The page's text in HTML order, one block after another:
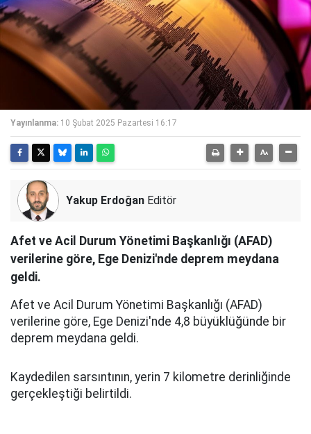
Yayınlanma: 10 Şubat 2025 Pazartesi 16:17
Yakup Erdoğan Editör
Afet ve Acil Durum Yönetimi Başkanlığı (AFAD)
verilerine göre, Ege Denizi'nde deprem meydana
geldi.
Afet ve Acil Durum Yönetimi Başkanlığı (AFAD)
verilerine göre, Ege Denizi'nde 4,8 büyüklüğünde bir
deprem meydana geldi.
Kaydedilen sarsıntının, yerin 7 kilometre derinliğinde
gerçekleştiği belirtildi.